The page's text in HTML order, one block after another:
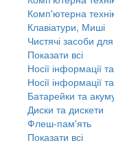
Комп'ютерна
Клавіатури, Миші
Чистячі засоби
Показати всі
Носії інформації
Носії інформації
Батарейки та
Диски та дискети
Флеш-пам'ять
Показати всі